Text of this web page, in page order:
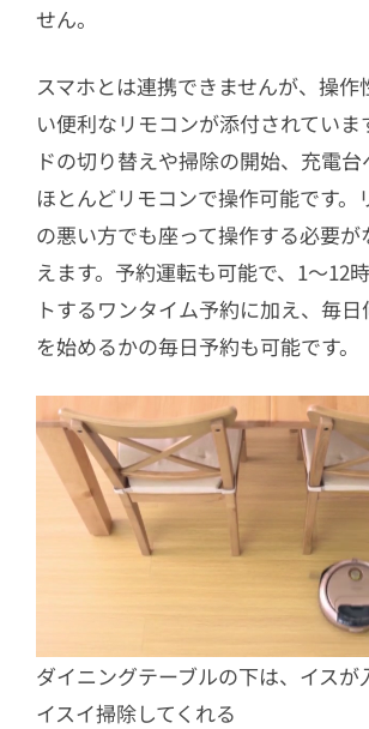
せん。
スマホとは連携できませんが、操作
い便利なリモコンが添付されていま
ドの切り替えや掃除の開始、充電台
ほとんどリモコンで操作可能です。
の悪い方でも座って操作する必要
えます。予約運転も可能で、1～12
トするワンタイム予約に加え、毎
を始めるかの毎日予約も可能です。
ダイニングテーブルの下は、イスが
イスイ掃除してくれる